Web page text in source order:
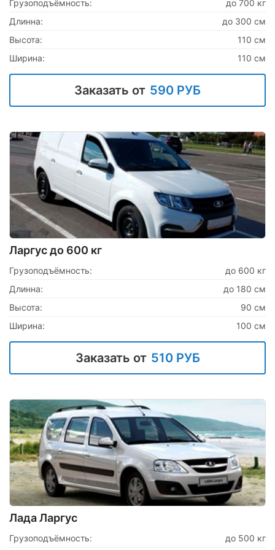
Грузоподъёмность:
до 700 кг
Длинна:
до 300 см
Высота:
110 см
Ширина:
110 см
Заказать от 590 РУБ
Ларгус до 600 кг
Грузоподъёмность:
до 600 кг
Длинна:
до 180 см
Высота:
90 см
Ширина:
100 см
Заказать от 510 РУБ
Лада Ларгус
Грузоподъёмность: до 500 кг